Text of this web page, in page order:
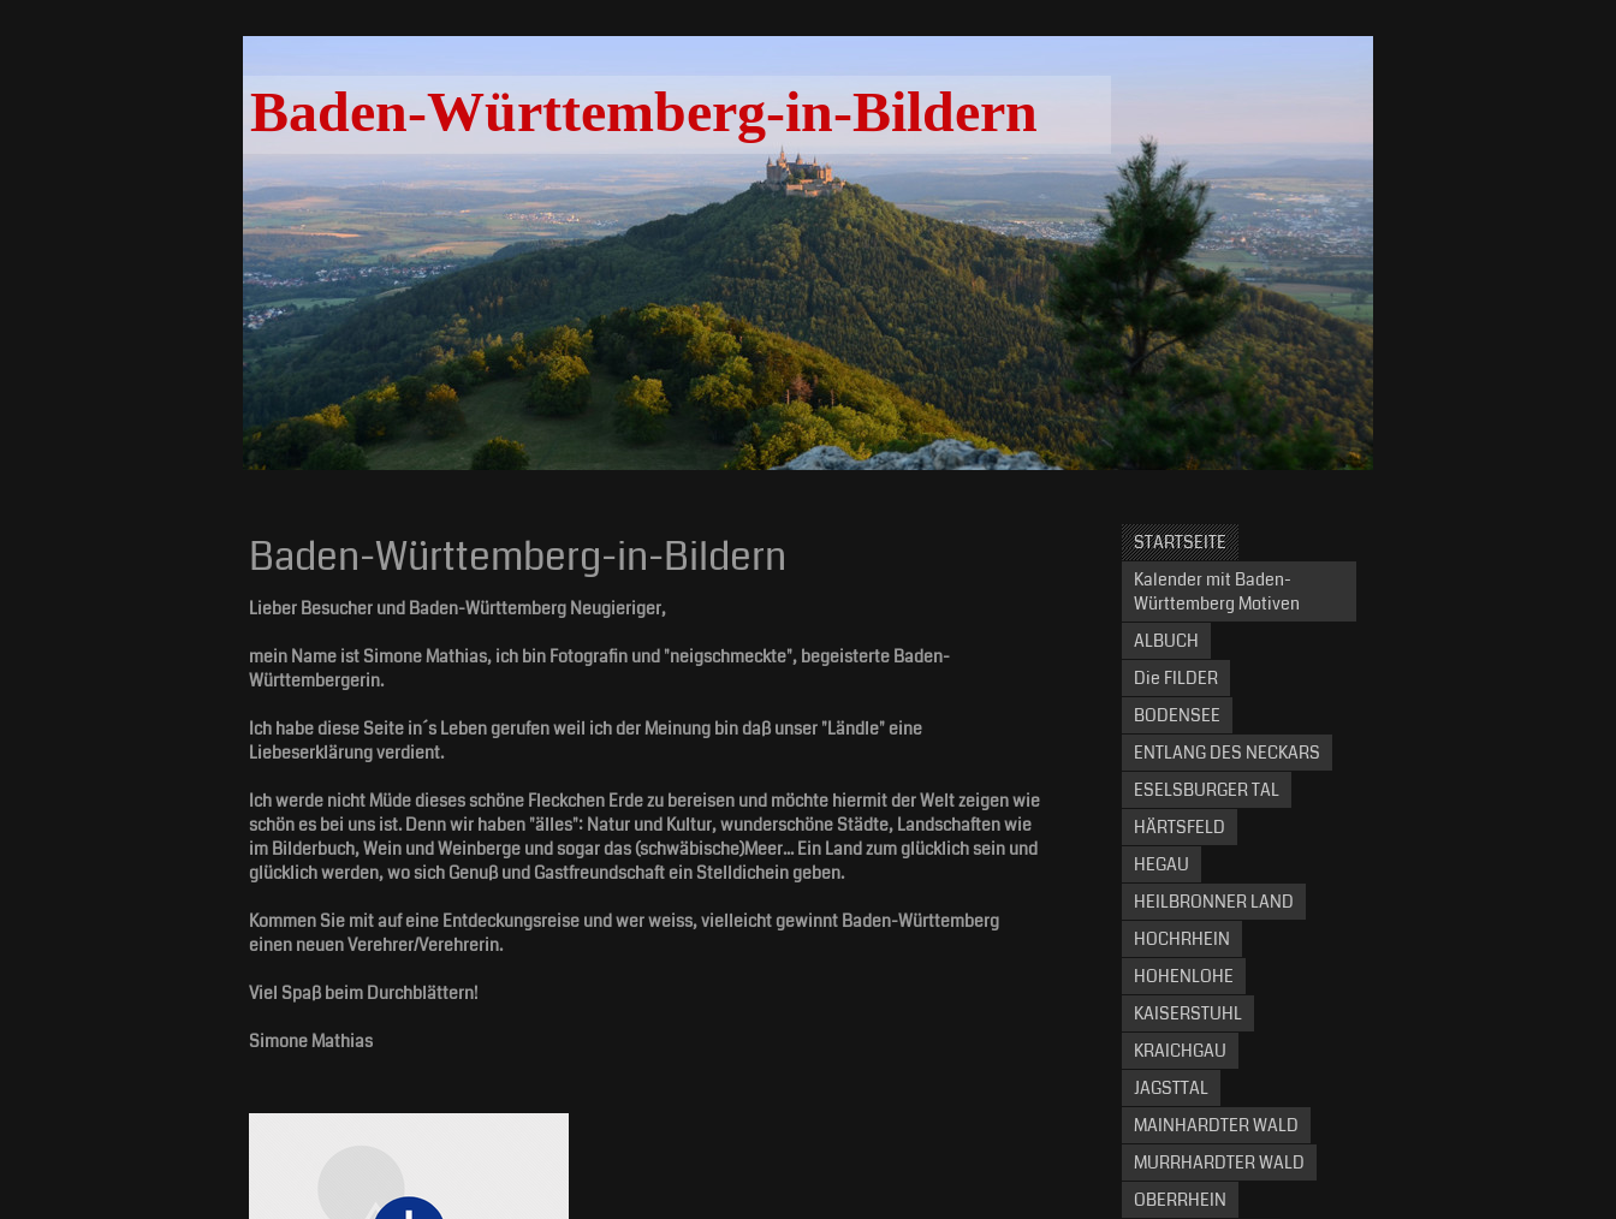
Baden-Württemberg-in-Bildern
Baden-Württemberg-in-Bildern
Lieber Besucher und Baden-Württemberg Neugieriger,
mein Name ist Simone Mathias, ich bin Fotografin und "neigschmeckte", begeisterte Baden-
Württembergerin.
Ich habe diese Seite in´s Leben gerufen weil ich der Meinung bin daß unser "Ländle" eine
Liebeserklärung verdient.
Ich werde nicht Müde dieses schöne Fleckchen Erde zu bereisen und möchte hiermit der Welt zeigen wie
schön es bei uns ist. Denn wir haben "älles": Natur und Kultur, wunderschöne Städte, Landschaften wie
im Bilderbuch, Wein und Weinberge und sogar das (schwäbische)Meer... Ein Land zum glücklich sein und
glücklich werden, wo sich Genuß und Gastfreundschaft ein Stelldichein geben.
Kommen Sie mit auf eine Entdeckungsreise und wer weiss, vielleicht gewinnt Baden-Württemberg
einen neuen Verehrer/Verehrerin.
Viel Spaß beim Durchblättern!
Simone Mathias
STARTSEITE
Kalender mit Baden-
Württemberg Motiven
ALBUCH
Die FILDER
BODENSEE
ENTLANG DES NECKARS
ESELSBURGER TAL
HÄRTSFELD
HEGAU
HEILBRONNER LAND
HOCHRHEIN
HOHENLOHE
KAISERSTUHL
KRAICHGAU
JAGSTTAL
MAINHARDTER WALD
MURRHARDTER WALD
OBERRHEIN